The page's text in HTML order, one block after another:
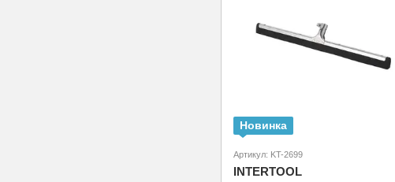
Новинка
Артикул: KT-2699
INTERTOOL